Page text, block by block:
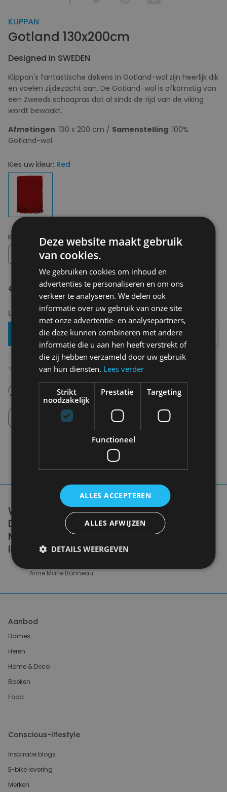
KLIPPAN
Gotland 130x200cm
Designed in SWEDEN
Klippan's fantastische dekens in Gotland-wol zijn heerlijk dik
en voelen zijdezacht aan. De Gotland-wol is afkomstig van
een Zweeds schaapras dat al sinds de tijd van de viking
wordt bewaakt.
Afmetingen: 130 x 200 cm / Samenstelling: 100%
Gotland-wol
Kies uw kleur: Red
Kies uw maat:
€ 95,95
Levering 2-3 Werkdagen
Toevoegen Aan Mandje
Gratis verzending in België
Vanaf €75,00
14 dagen om te retourneren
Nooit meer spijt van krijgen
Click en Collect
Afhalen in de winkel tussen 10u-18u.
WE DON'T NEED A HANDFUL OF PEOPLE
DOING ZERO WASTE PERFECTLY. WE NEED
MILLIONS OF PEOPLE DOING IT
IMPERFECTLY.
Anne Marie Bonneau
Aanbod
Dames
Heren
Home & Deco
Boeken
Food
Conscious-lifestyle
Inspiratie blogs
E-bike levering
Merken
Deze website maakt gebruik
van cookies.
We gebruiken cookies om inhoud en
advertenties te personaliseren en om ons
verkeer te analyseren. We delen ook
informatie over uw gebruik van onze site
met onze advertentie- en analysepartners,
die deze kunnen combineren met andere
informatie die u aan hen heeft verstrekt of
die zij hebben verzameld door uw gebruik
van hun diensten. Lees verder
Strikt
noodzakelijk
Prestatie Targeting
Functioneel
ALLES ACCEPTEREN
ALLES AFWIJZEN
DETAILS WEERGEVEN